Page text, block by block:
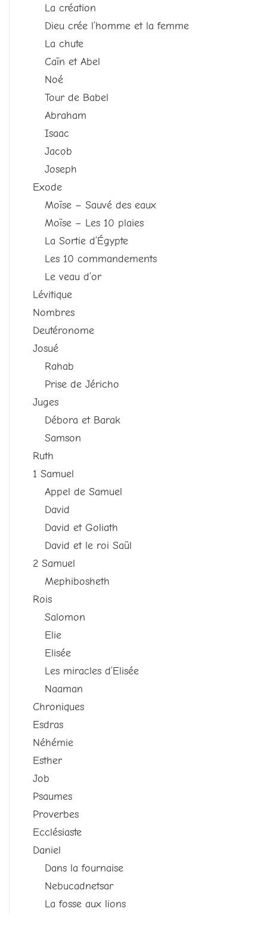
La création
Dieu crée l’homme et la femme
La chute
Caïn et Abel
Noé
Tour de Babel
Abraham
Isaac
Jacob
Joseph
Exode
Moïse – Sauvé des eaux
Moïse – Les 10 plaies
La Sortie d’Égypte
Les 10 commandements
Le veau d’or
Lévitique
Nombres
Deutéronome
Josué
Rahab
Prise de Jéricho
Juges
Débora et Barak
Samson
Ruth
1 Samuel
Appel de Samuel
David
David et Goliath
David et le roi Saül
2 Samuel
Mephibosheth
Rois
Salomon
Elie
Elisée
Les miracles d’Elisée
Naaman
Chroniques
Esdras
Néhémie
Esther
Job
Psaumes
Proverbes
Ecclésiaste
Daniel
Dans la fournaise
Nebucadnetsar
La fosse aux lions